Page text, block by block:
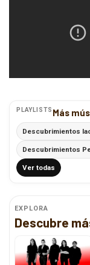
PLAYLISTS Más
Descubrimientos
Descubrimientos
Ver todas
EXPLORA
Descubre